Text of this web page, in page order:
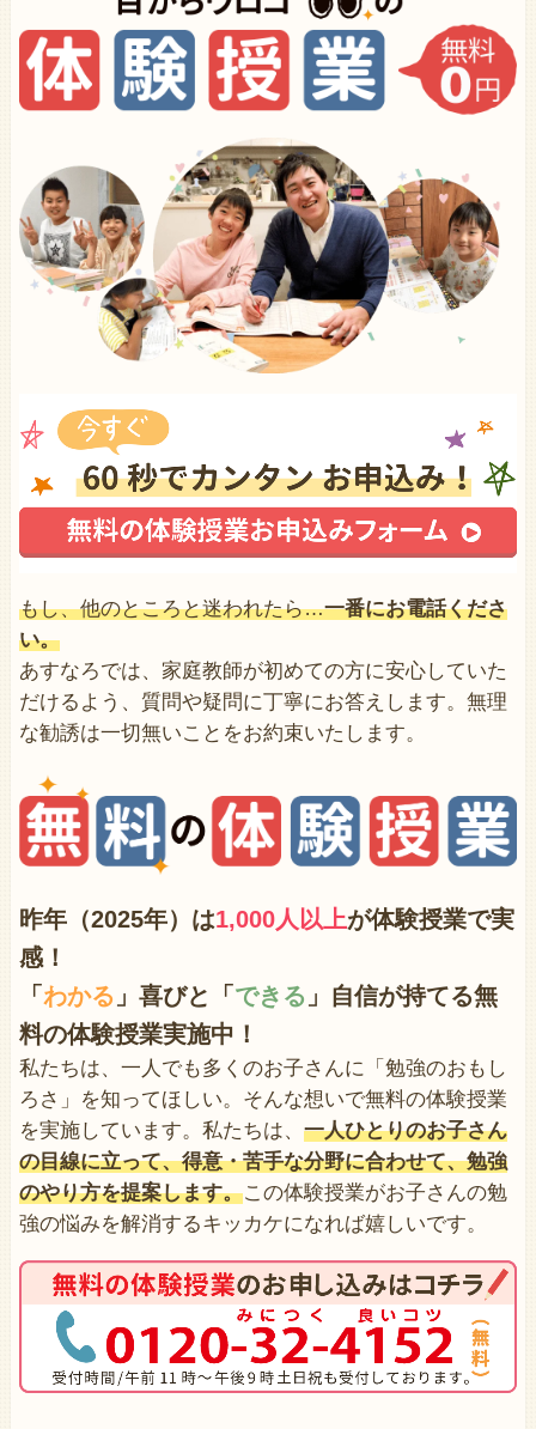
もし、他のところと迷われたら…一番にお電話くださ
い。
あすなろでは、家庭教師が初めての方に安心していた
だけるよう、質問や疑問に丁寧にお答えします。無理
な勧誘は一切無いことをお約束いたします。
昨年（2025年）は1,000人以上が体験授業で実
感！
「 わかる 」喜びと「 できる 」自信が持てる無
料の体験授業実施中！
私たちは、一人でも多くのお子さんに「勉強のおもし
ろさ」を知ってほしい。そんな想いで無料の体験授業
を実施しています。私たちは、 一人ひとりのお子さん
の目線に立って、得意・苦手な分野に合わせて、勉強
のやり方を提案します。この体験授業がお子さんの勉
強の悩みを解消するキッカケになれば嬉しいです。